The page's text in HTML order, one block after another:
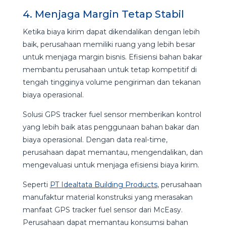
4. Menjaga Margin Tetap Stabil
Ketika biaya kirim dapat dikendalikan dengan lebih
baik, perusahaan memiliki ruang yang lebih besar
untuk menjaga margin bisnis. Efisiensi bahan bakar
membantu perusahaan untuk tetap kompetitif di
tengah tingginya volume pengiriman dan tekanan
biaya operasional.
Solusi GPS tracker fuel sensor memberikan kontrol
yang lebih baik atas penggunaan bahan bakar dan
biaya operasional. Dengan data real-time,
perusahaan dapat memantau, mengendalikan, dan
mengevaluasi untuk menjaga efisiensi biaya kirim.
Seperti PT Idealtata Building Products, perusahaan
manufaktur material konstruksi yang merasakan
manfaat GPS tracker fuel sensor dari McEasy.
Perusahaan dapat memantau konsumsi bahan